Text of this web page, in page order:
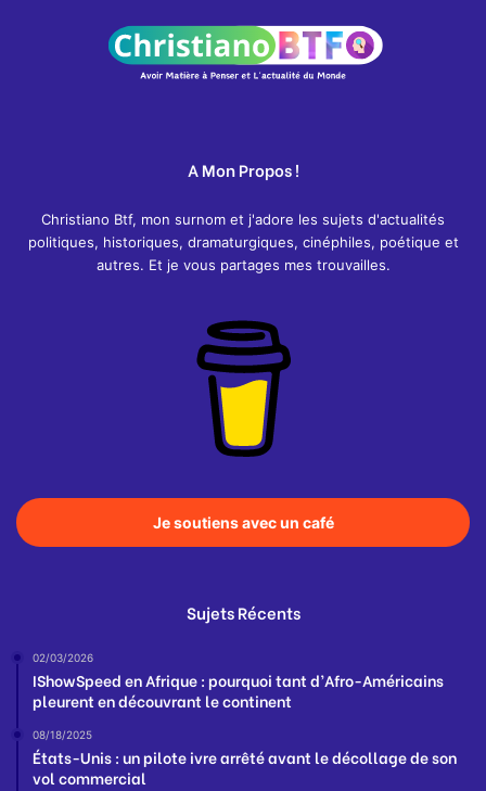
A Mon Propos !
Christiano Btf, mon surnom et j'adore les sujets d'actualités
politiques, historiques, dramaturgiques, cinéphiles, poétique et
autres. Et je vous partages mes trouvailles.
Je soutiens avec un café
Sujets Récents
02/03/2026
IShowSpeed en Afrique : pourquoi tant d’Afro-Américains
pleurent en découvrant le continent
08/18/2025
États-Unis : un pilote ivre arrêté avant le décollage de son
vol commercial